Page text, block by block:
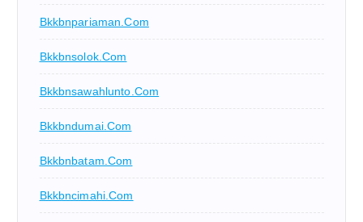
Bkkbnpariaman.com
Bkkbnsolok.com
Bkkbnsawahlunto.com
Bkkbndumai.com
Bkkbnbatam.com
Bkkbncimahi.com